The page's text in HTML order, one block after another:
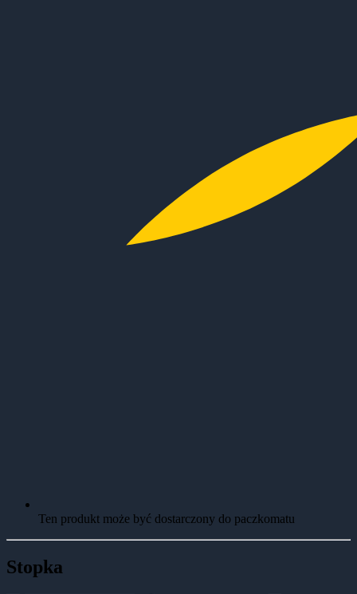
Ten produkt może być dostarczony do paczkomatu
Stopka